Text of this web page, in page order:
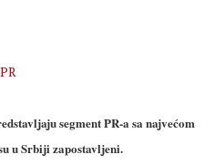
segment PR-a sa najvećom
u Srbiji zapostavljeni.